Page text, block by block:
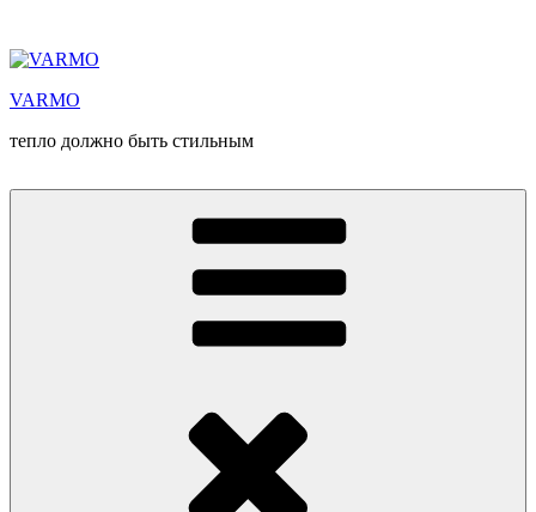
содержимому
VARMO
тепло должно быть стильным